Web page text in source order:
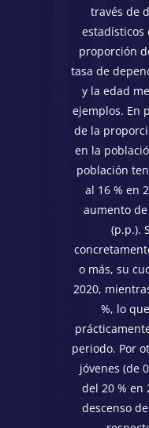
través de
estadísticos
proporción
tasa de
y la edad
ejemplos. En
de la
en la
población
al 16 % en
aumento
(p.p.).
o más, su
2020,
%, lo
periodo. Por
jóvenes (de
del 20 % en
descenso